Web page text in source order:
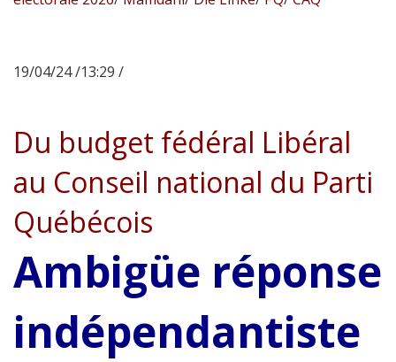
19/04/24 /13:29 /
Du budget fédéral Libéral
au Conseil national du Parti
Québécois
Ambigüe réponse
indépendantiste